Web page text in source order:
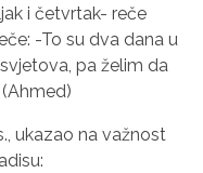
i četvrtak- reče
-To su dva dana u
pa želim da
ukazao na važnost